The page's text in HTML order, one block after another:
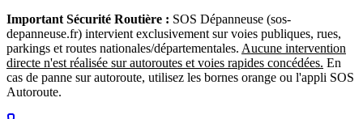
Important Sécurité Routière : SOS Dépanneuse (sos-
depanneuse.fr) intervient exclusivement sur voies publiques, rues,
parkings et routes nationales/départementales. Aucune intervention
directe n'est réalisée sur autoroutes et voies rapides concédées. En
cas de panne sur autoroute, utilisez les bornes orange ou l'appli SOS
Autoroute.